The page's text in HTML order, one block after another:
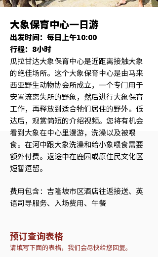
大象保育中心一日游
出发时间：每日上午10:00
行程：8小时
瓜拉甘达大象保育中心是近距离接触大象
的绝佳场所。这个大象保育中心是由马来
西亚野生动物协会所成立，一个专门用于
安置流离失所的野象，然后进行大象保育
工作，再释放到适合牠们居住的野外。低
达后，观赏简短的介绍视频。您将有机会
看到大象在中心里漫游，洗澡以及被喂
食。在河中跟大象洗澡和给小象喂食需要
额外付费。返途中在鹿园或原住民文化区
短暂逗留。
费用包含：吉隆坡市区酒店往返接送、英
语司导服务、入场费用、午餐
预订查询表格
请填写下面的表格，我们会尽快给您回复。